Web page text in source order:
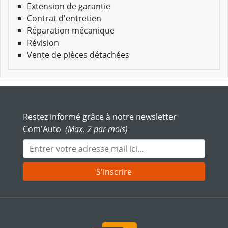
Extension de garantie
Contrat d'entretien
Réparation mécanique
Révision
Vente de pièces détachées
Restez informé grâce à notre newsletter
Com'Auto (Max. 2 par mois)
Adresse mail
S'inscrire